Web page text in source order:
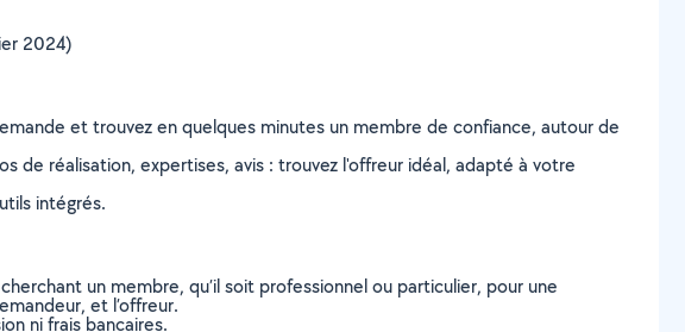
2024)
et trouvez en quelques minutes un membre de confiance, autour de
de réalisation, expertises, avis : trouvez l'offreur idéal, adapté à votre
intégrés.
un membre, qu’il soit professionnel ou particulier, pour une
et l’offreur.
ni frais bancaires.